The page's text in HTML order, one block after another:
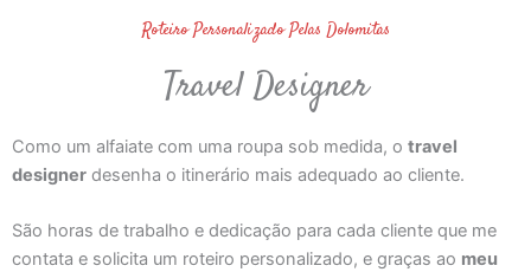
Roteiro Personalizado Pelas Dolomitas
Travel Designer
Como um alfaiate com uma roupa sob medida, o travel
designer desenha o itinerário mais adequado ao cliente.
São horas de trabalho e dedicação para cada cliente que me
contata e solicita um roteiro personalizado, e graças ao meu